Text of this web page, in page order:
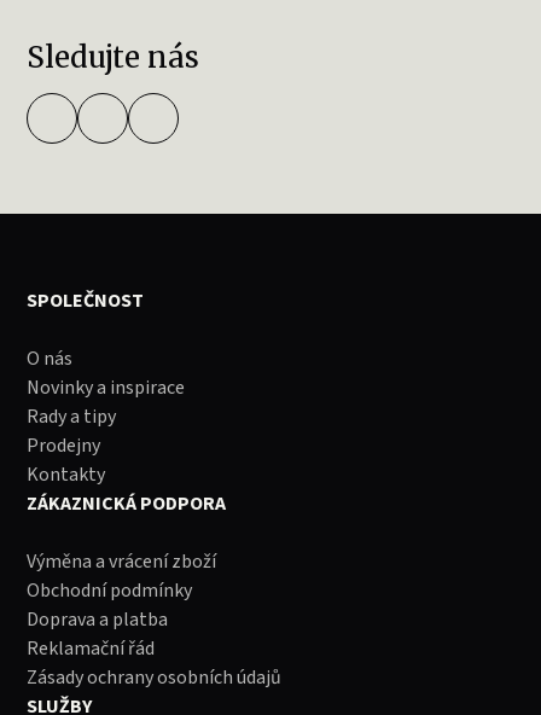
Sledujte nás
SPOLEČNOST
O nás
Novinky a inspirace
Rady a tipy
Prodejny
Kontakty
ZÁKAZNICKÁ PODPORA
Výměna a vrácení zboží
Obchodní podmínky
Doprava a platba
Reklamační řád
Zásady ochrany osobních údajů
SLUŽBY